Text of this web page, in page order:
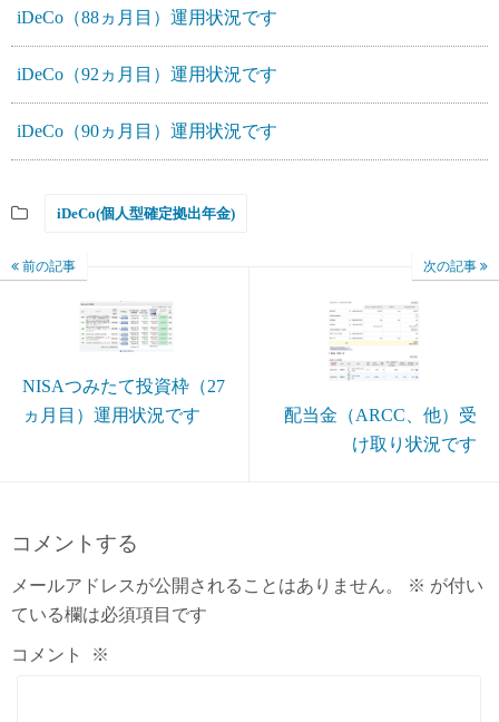
iDeCo（88ヵ月目）運用状況です
iDeCo（92ヵ月目）運用状況です
iDeCo（90ヵ月目）運用状況です
iDeCo(個人型確定拠出年金)
前の記事
NISAつみたて投資枠（27
ヵ月目）運用状況です
次の記事
配当金（ARCC、他）受
け取り状況です
コメントする
メールアドレスが公開されることはありません。 ※ が付い
ている欄は必須項目です
コメント ※